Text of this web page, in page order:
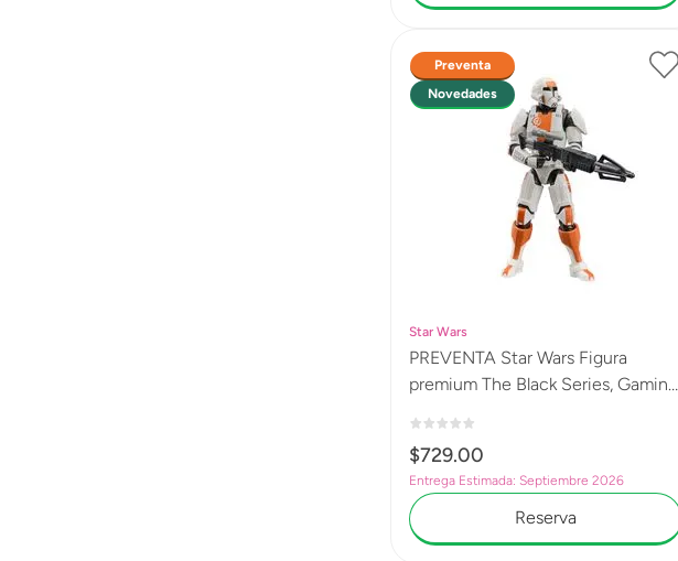
Preventa
Novedades
Star Wars
PREVENTA Star Wars Figura
premium The Black Series, Gaming
$729.00
Entrega Estimada: Septiembre 2026
Reserva